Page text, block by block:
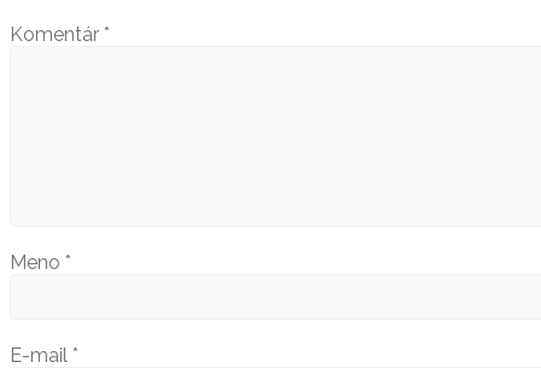
Komentár *
Meno *
E-mail *